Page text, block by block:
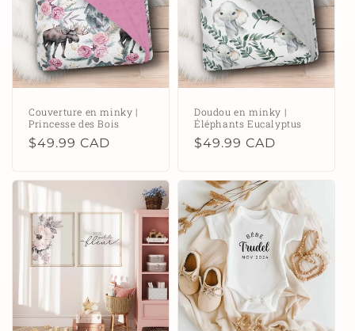
Couverture en minky |
Princesse des Bois
Prix
$49.99 CAD
Doudou en minky |
Éléphants Eucalyptus
Prix
$49.99 CAD